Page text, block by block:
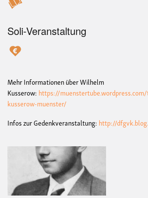
Soli-Veranstaltung
Mehr Informationen über Wilhelm
Kusserow: https://
kusserow-muenster/
Infos zur Gedenkveranstaltung: http://